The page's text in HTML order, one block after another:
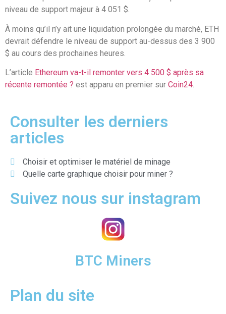
niveau de support majeur à 4 051 $.
À moins qu’il n’y ait une liquidation prolongée du marché, ETH
devrait défendre le niveau de support au-dessus des 3 900
$ au cours des prochaines heures.
L’article Ethereum va-t-il remonter vers 4 500 $ après sa
récente remontée ? est apparu en premier sur Coin24.
Consulter les derniers
articles
Choisir et optimiser le matériel de minage
Quelle carte graphique choisir pour miner ?
Suivez nous sur instagram
BTC Miners
Plan du site